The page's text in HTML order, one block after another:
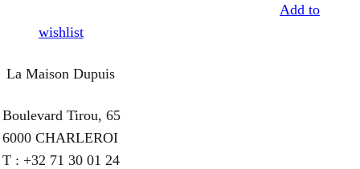
Add to
wishlist
La Maison Dupuis
Boulevard Tirou, 65
6000 CHARLEROI
T : +32 71 30 01 24